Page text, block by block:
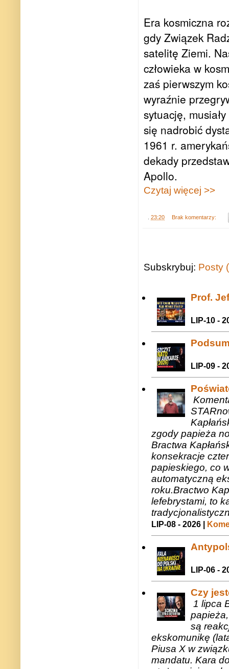
Era kosmiczna
gdy Związek
satelitę Ziemi.
człowieka w
zaś pierwszym
wyraźnie
sytuację,
się nadrobić
1961 r.
dekady
Apollo.
Czytaj więcej >>
23:20 Brak komentarzy:
Subskrybuj: Posty
Prof.
LIP-10 -
LIP-09 -
zgody papieża
Bractwa
konsekracje
papieskiego, co
automatyczną
roku.Bractwo
lefebrystami, to
LIP-08 - 2026 |
LIP-06 -
Czy
1 lipca
są
ekskomunikę
Piusa X w
mandatu. Kara